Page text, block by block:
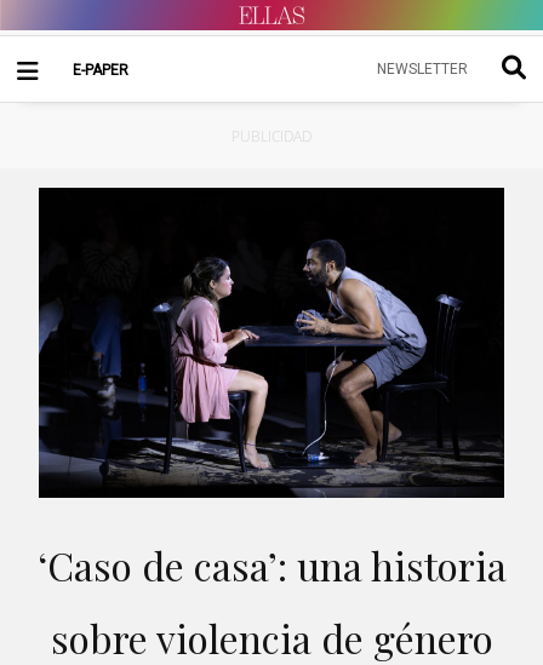
E-PAPER NEWSLETTER
PUBLICIDAD
‘Caso de casa’: una historia
sobre violencia de género